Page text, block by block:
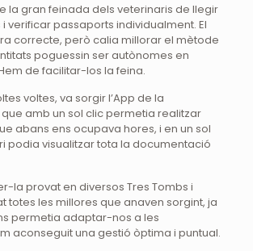
la gran feinada dels veterinaris de llegir
verificar passaports individualment. El
correcte, però calia millorar el mètode
poguessin ser autònomes en
de facilitar-los la feina.
voltes, va sorgir l’App de la
amb un sol clic permetia realitzar
abans ens ocupava hores, i en un sol
podia visualitzar tota la documentació
la provat en diversos Tres Tombs i
totes les millores que anaven sorgint, ja
permetia adaptar-nos a les
aconseguit una gestió òptima i puntual.